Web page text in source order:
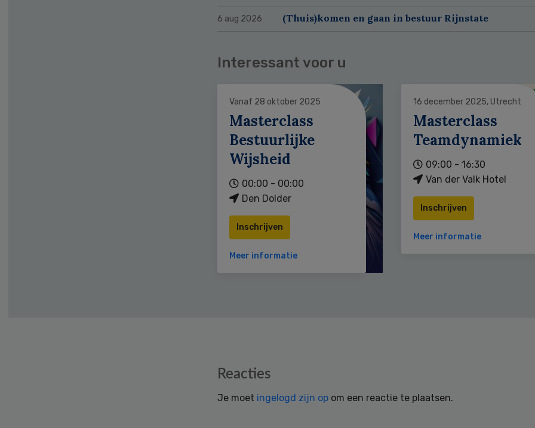
6 aug 2026 (Thuis)komen en gaan in bestuur Rijnstate
Interessant voor u
Vanaf 28 oktober 2025
Masterclass
Bestuurlijke
Wijsheid
00:00 - 00:00
Den Dolder
Inschrijven
Meer informatie
16 december 2025, Utrecht
Masterclass
Teamdynamiek
09:00 - 16:30
Van der Valk Hotel
Inschrijven
Meer informatie
Reacties
Je moet ingelogd zijn op om een reactie te plaatsen.